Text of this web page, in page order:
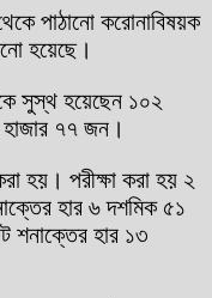
পাঠানো করোনাবিষয়ক
হয়েছে।
সুস্থ হয়েছেন ১০২
৭৭ জন।
হয়। পরীক্ষা করা হয় ২
হার ৬ দশমিক ৫১
শনাক্তের হার ১৩